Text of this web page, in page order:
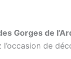
Gorges de
de